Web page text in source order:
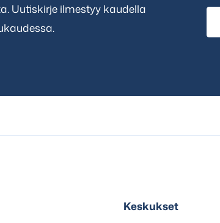
Uutiskirje ilmestyy kaudella
Keskukset